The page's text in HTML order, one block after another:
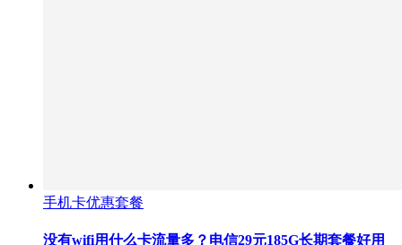
手机卡优惠套餐
没有wifi用什么卡流量多？电信29元185G长期套餐好用